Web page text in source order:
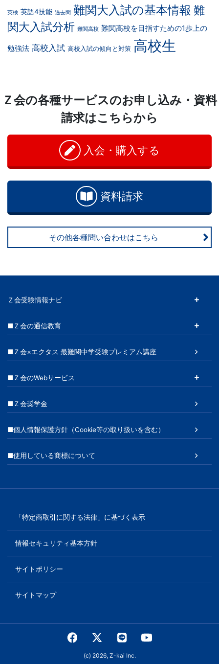
英検 英語4技能 過去問 難関大入試の基本情報 難
関大入試分析 難関高校 難関高校を目指すための1歩上の
勉強法 高校入試 高校入試の傾向と対策 高校生
Ｚ会の各種サービスのお申し込み・資料
請求はこちらから
入会・購入する
資料請求
その他各種問い合わせはこちら
Ｚ会受験情報ナビ
■Ｚ会の通信教育
■Ｚ会×エクタス 最難関中学受験プレミアム講座
■Ｚ会のWebサービス
■Ｚ会奨学金
■個人情報保護方針（Cookie等の取り扱いを含む）
■使用している商標について
「特定商取引に関する法律」に基づく表示
情報セキュリティ基本方針
サイトポリシー
サイトマップ
(c) 2026, Z-kai Inc.